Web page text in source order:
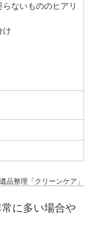
ないもののヒアリ
け
品整理「クリーンケア」
に多い場合や